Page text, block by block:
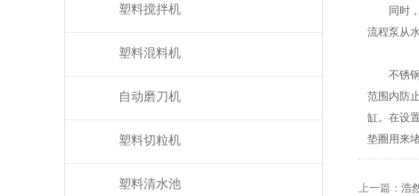
塑料搅拌机
塑料混料机
自动磨刀机
塑料切粒机
塑料清水池
同时，
流程泵从
不锈钢
范围内防
缸。在设
垫圈用来
上一篇： 浩